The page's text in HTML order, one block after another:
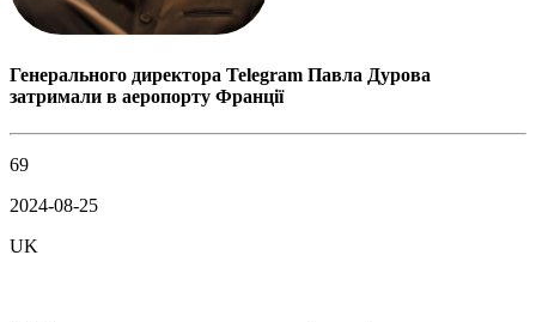
Генерального директора Telegram Павла Дурова
затримали в аеропорту Франції
69
2024-08-25
UK